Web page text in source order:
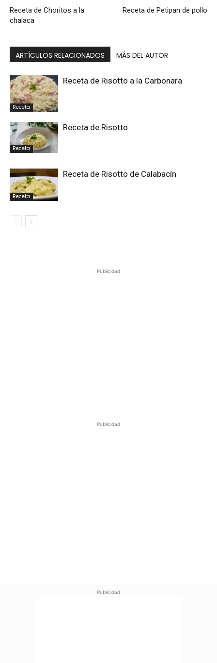
Receta de Choritos a la
chalaca
Receta de Petipan de pollo
ARTÍCULOS RELACIONADOS MÁS DEL AUTOR
Receta
Receta de Risotto a la Carbonara
Receta
Receta de Risotto
Receta
Receta de Risotto de Calabacín
Publicidad
Publicidad
Publicidad